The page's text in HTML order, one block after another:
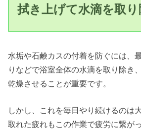
拭き上げて水滴を取り
水垢や石鹸カスの付着を防ぐには、
りなどで浴室全体の水滴を取り除き
乾燥させることが重要です。
しかし、これを毎日やり続けるのは
取れた疲れもこの作業で疲労に繋が